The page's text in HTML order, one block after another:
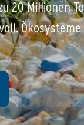
20 Millionen